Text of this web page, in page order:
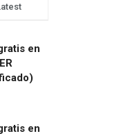
en
en